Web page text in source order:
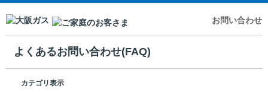
お問い合わせ
よくあるお問い合わせ(FAQ)
カテゴリ表示